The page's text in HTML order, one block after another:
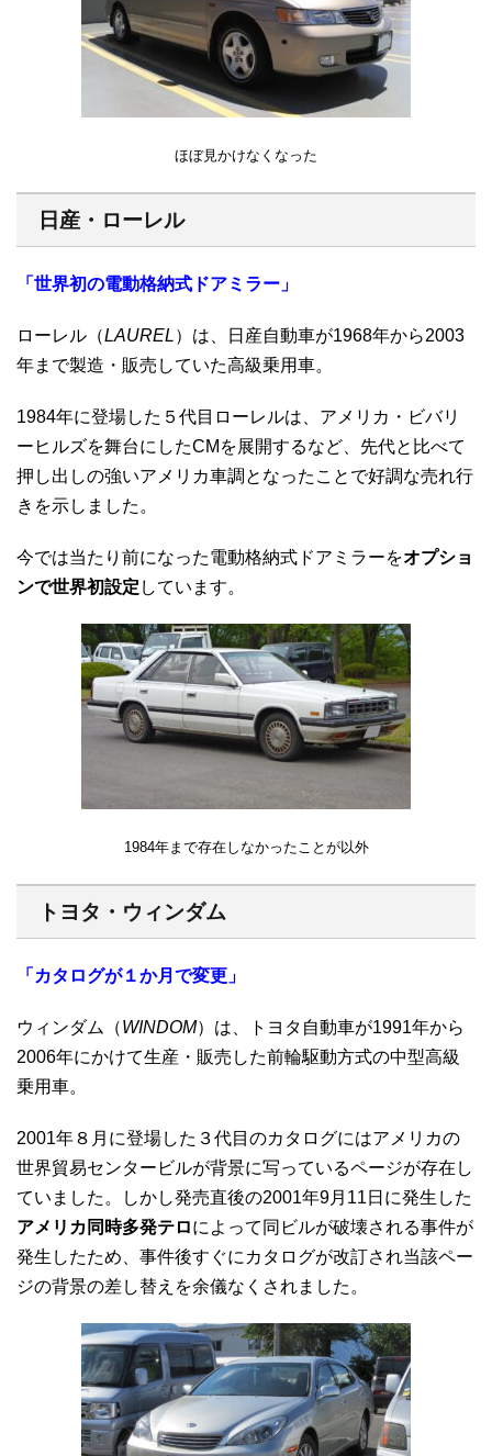
ほぼ見かけなくなった
日産・ローレル
「世界初の電動格納式ドアミラー 」
ローレル（LAUREL）は、日産自動車が1968年から2003
年まで製造・販売していた高級乗用車。
1984年に登場した５代目ローレルは、アメリカ・ビバリ
ーヒルズを舞台にしたCMを展開するなど、先代と比べて
押し出しの強いアメリカ車調となったことで好調な売れ行
きを示しました。
今では当たり前になった電動格納式ドアミラーをオプショ
ンで世界初設定 しています。
1984年まで存在しなかったことが以外
トヨタ・ウィンダム
「カタログが１か月で変更 」
ウィンダム（WINDOM）は、トヨタ自動車が1991年から
2006年にかけて生産・販売した前輪駆動方式の中型高級
乗用車。
2001年８月に登場した３代目のカタログにはアメリカの
世界貿易センタービルが背景に写っているページが存在し
ていました。しかし発売直後の2001年9月11日に発生した
アメリカ同時多発テロによって同ビルが破壊される事件が
発生したため、事件後すぐにカタログが改訂され当該ペー
ジの背景の差し替えを余儀なくされました。